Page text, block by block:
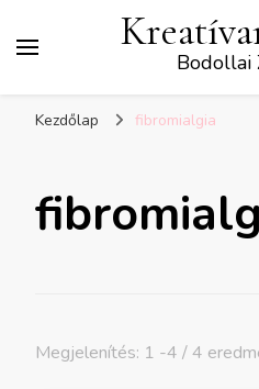
Bodollai
Kezdőlap fibromialgia
Megjelenítés: 1 -4 / 4